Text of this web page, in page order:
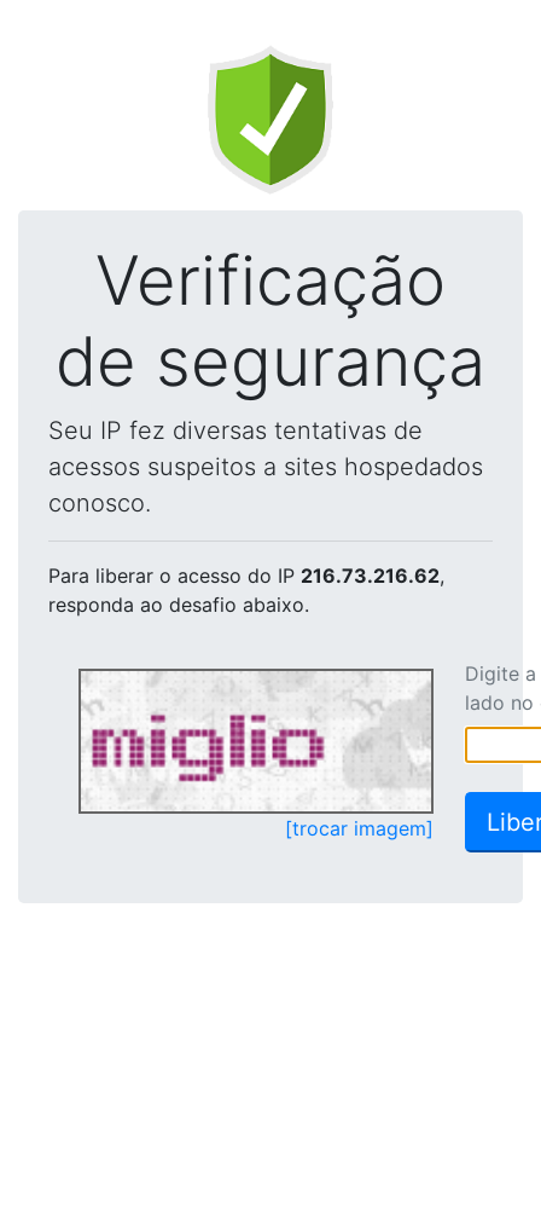
Verificação
de segurança
Seu IP fez diversas tentativas de
acessos suspeitos a sites hospedados
conosco.
Para liberar o acesso do IP 216.73.216.62,
responda ao desafio abaixo.
[trocar imagem]
Digite
lado no